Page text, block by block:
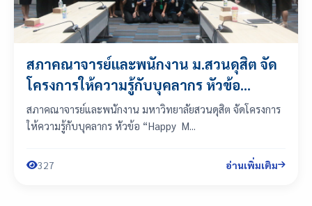
สภาคณาจารย์และพนักงาน ม.สวนดุสิต จัด
โครงการให้ความรู้กับบุคลากร หัวข้อ
“Happy Money ภาษีเงินได้บุคค...
สภาคณาจารย์และพนักงาน มหาวิทยาลัยสวนดุสิต จัดโครงการ
ให้ความรู้กับบุคลากร หัวข้อ “Happy M...
327 อ่านเพิ่มเติม